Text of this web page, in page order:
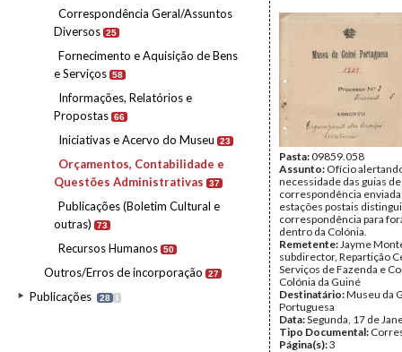
Correspondência Geral/Assuntos
Diversos 25
Fornecimento e Aquisição de Bens
e Serviços 58
Informações, Relatórios e
Propostas 66
Iniciativas e Acervo do Museu 23
Orçamentos, Contabilidade e
Questões Administrativas
37
Publicações (Boletim Cultural e
outras)
73
Recursos Humanos 50
Outros/Erros de incorporação 27
Publicações 28 I
Pasta:09859.058
Assunto: Ofício
necessidade das guias de
correspondência
estações postais
correspondência para
dentro da Colónia.
Remetente:Jayme
subdirector, Repartição
Serviços de Fazenda e
Colónia da Guiné
Destinatário:Museu da
Portuguesa
Data:Segunda, 17 de
Tipo Documental:
Página(s):3